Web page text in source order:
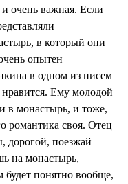
очень важная. Если
в который они
опытен
в одном из писем
нравится. Ему молодой
в монастырь, и тоже,
романтика своя. Отец
дорогой, поезжай
на монастырь,
будет понятно вообще,